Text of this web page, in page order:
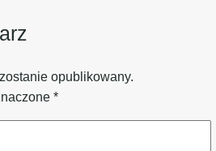
opublikowany.
*